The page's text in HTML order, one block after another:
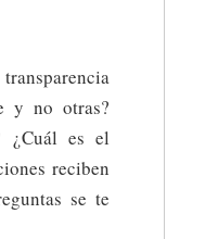
y no otras?
¿Cuál es el
reciben
se te